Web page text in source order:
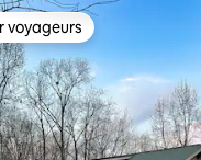
les plus appréciés
voyageurs